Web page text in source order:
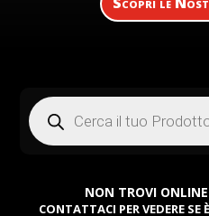
Products
search
NON TROVI ONLINE
CONTATTACI PER VEDERE